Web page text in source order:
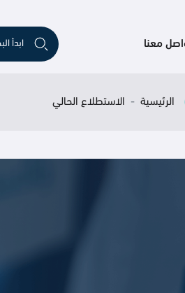
معنا
الرئيسية الاستطلاع الحالي